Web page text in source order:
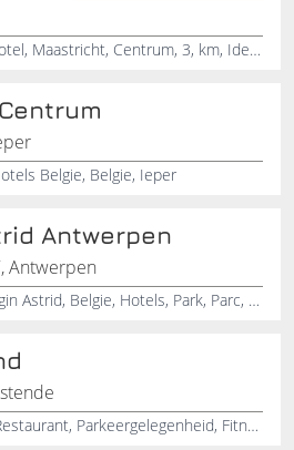
Rustgelegen, Familiaal, Hotel, Maastricht, Centrum, 3, km, Ideaal, Fiets-en, Wandelgebied
Belgie, Belgie, Ieper
Antwerpen
Antwerpen
Antwerpen, Astrid, Koningin Astrid, Belgie, Hotels, Park, Parc, Plaza
Hotelovernachting, Bar, Restaurant, Parkeergelegenheid, Fitness, Air conditioning, Zee hotel